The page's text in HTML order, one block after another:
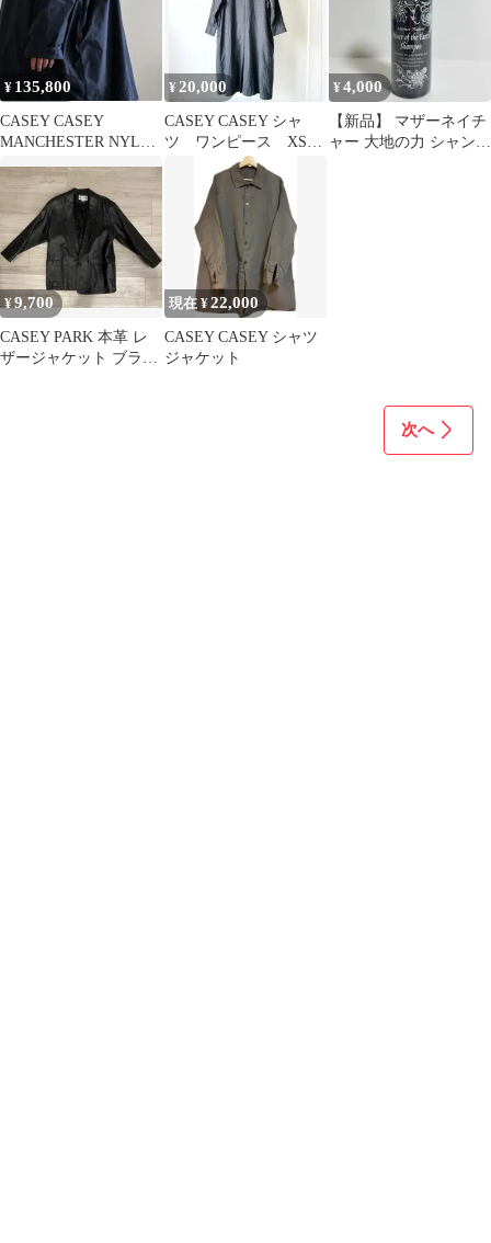
¥ 135,800
CASEY CASEY
MANCHESTER NYLON
COAT ネイビー
¥20,000
CASEY CASEY シャ
ツ ワンピース XSサ
¥4,000
【新品】 マザーネイチ
ャー 大地の力 シャンプ
¥9,700
CASEY PARK 本革 レ
ザージャケット ブラッ
現在 ¥22,000
CASEY CASEY シャツ
ジャケット
次へ